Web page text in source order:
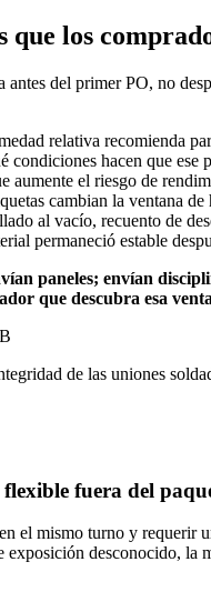
los
del primer PO, no
relativa recomienda
condiciones hacen que ese
aumente el riesgo de
cambian la ventana de
al vacío, recuento de
permaneció estable
paneles; envían
que descubra esa
de las uniones
fuera del
el mismo turno y
desconocido,